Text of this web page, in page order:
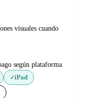
visuales cuando
según plataforma
✓iPad